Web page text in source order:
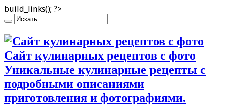
build_links(); ?>
Сайт кулинарных рецептов с фото
Уникальные кулинарные рецепты с
подробными описаниями
приготовления и фотографиями.